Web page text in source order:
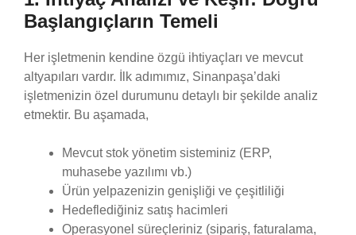
Başlangıçların Temeli
Her işletmenin kendine özgü ihtiyaçları ve mevcut
altyapıları vardır. İlk adımımız, Sinanpaşa’daki
işletmenizin özel durumunu detaylı bir şekilde analiz
etmektir. Bu aşamada,
Mevcut stok yönetim sisteminiz (ERP,
muhasebe yazılımı vb.)
Ürün yelpazenizin genişliği ve çeşitliliği
Hedeflediğiniz satış hacimleri
Operasyonel süreçleriniz (sipariş, faturalama,